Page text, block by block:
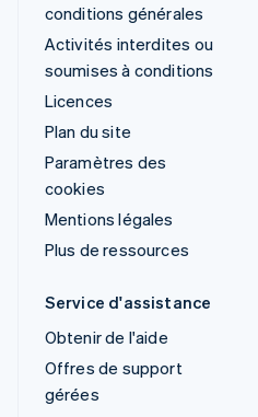
conditions générales
Activités interdites ou
soumises à conditions
Licences
Plan du site
Paramètres des
cookies
Mentions légales
Plus de ressources
Service d'assistance
Obtenir de l'aide
Offres de support
gérées